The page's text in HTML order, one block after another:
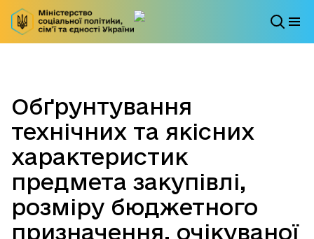
Обґрунтування
технічних та якісних
характеристик
предмета закупівлі,
розміру бюджетного
призначення, очікуваної